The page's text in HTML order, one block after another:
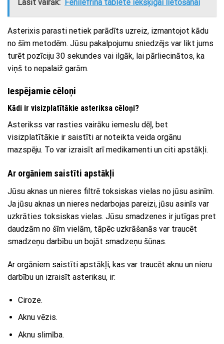
Lasīt vairāk: Fenilefrīna tablete iekšķīgai lietošanai
Asterixis parasti netiek parādīts uzreiz, izmantojot kādu
no šīm metodēm. Jūsu pakalpojumu sniedzējs var likt jums
turēt pozīciju 30 sekundes vai ilgāk, lai pārliecinātos, ka
viņš to nepalaiž garām.
Iespējamie cēloņi
Kādi ir visizplatītākie asteriksa cēloņi?
Asterikss var rasties vairāku iemeslu dēļ, bet
visizplatītākie ir saistīti ar noteikta veida orgānu
mazspēju. To var izraisīt arī medikamenti un citi apstākļi.
Ar orgāniem saistīti apstākļi
Jūsu aknas un nieres filtrē toksiskas vielas no jūsu asinīm.
Ja jūsu aknas un nieres nedarbojas pareizi, jūsu asinīs var
uzkrāties toksiskas vielas. Jūsu smadzenes ir jutīgas pret
daudzām no šīm vielām, tāpēc uzkrāšanās var traucēt
smadzeņu darbību un bojāt smadzeņu šūnas.
Ar orgāniem saistīti apstākļi, kas var traucēt aknu un nieru
darbību un izraisīt asteriksu, ir:
Ciroze.
Aknu vēzis.
Aknu slimība.